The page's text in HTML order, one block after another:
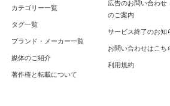
カテゴリー一覧
タグ一覧
ブランド・メーカー一覧
媒体のご紹介
著作権と転載について
広告のお問い合わせ
のご案内
サービス終了のお知
お問い合わせはこち
利用規約